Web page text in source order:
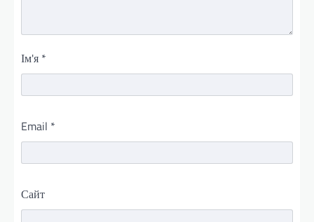
Ім'я *
Email *
Сайт